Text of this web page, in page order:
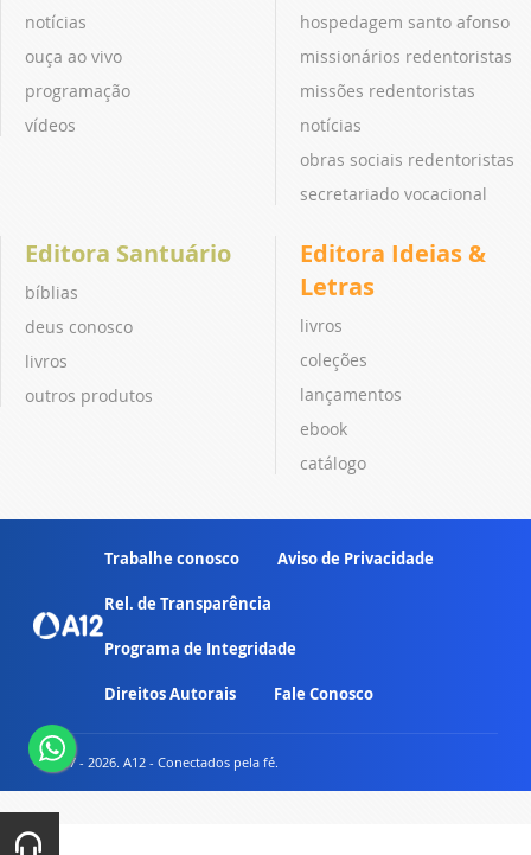
notícias
ouça ao vivo
programação
vídeos
hospedagem santo afonso
missionários redentoristas
missões redentoristas
notícias
obras sociais redentoristas
secretariado vocacional
Editora Santuário
bíblias
deus conosco
livros
outros produtos
Editora Ideias &
Letras
livros
coleções
lançamentos
ebook
catálogo
Trabalhe conosco Aviso de Privacidade
Rel. de Transparência
Programa de Integridade
Direitos Autorais Fale Conosco
© 2007 - 2026. A12 - Conectados pela fé.